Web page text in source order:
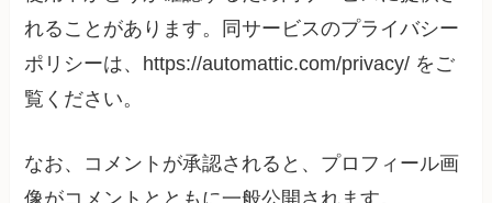
れることがあります。同サービスのプライバシー
ポリシーは、https://automattic.com/privacy/ をご
覧ください。
なお、コメントが承認されると、プロフィール画
像がコメントとともに一般公開されます。